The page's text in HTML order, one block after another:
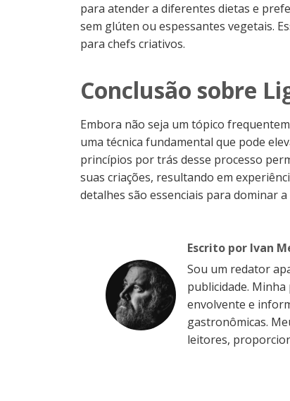
para atender a diferentes dietas e
sem glúten ou espessantes vegetais.
para chefs criativos.
Conclusão sobre
Embora não seja um tópico
uma técnica fundamental que pode
princípios por trás desse processo
suas criações, resultando em
detalhes são essenciais para dominar
Escrito por Ivan
Sou um redator
publicidade.
envolvente e
gastronômicas.
leitores,